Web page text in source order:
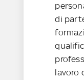
di
lavoro